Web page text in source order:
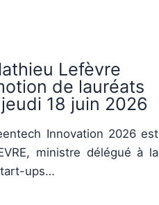
Lefèvre
de lauréats
18 juin 2026
Innovation 2026 est
ministre délégué à la
ups…